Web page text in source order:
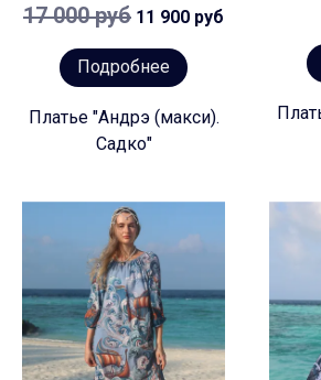
17 000 руб 11 900 руб
Подробнее
Платье "Андрэ (макси).
Садко"